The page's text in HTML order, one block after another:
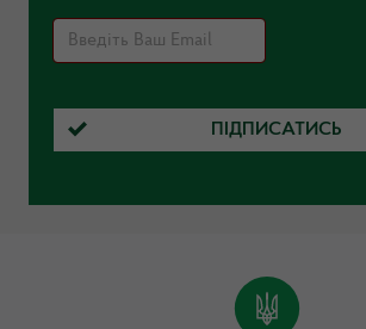
ПІДПИСАТИСЬ